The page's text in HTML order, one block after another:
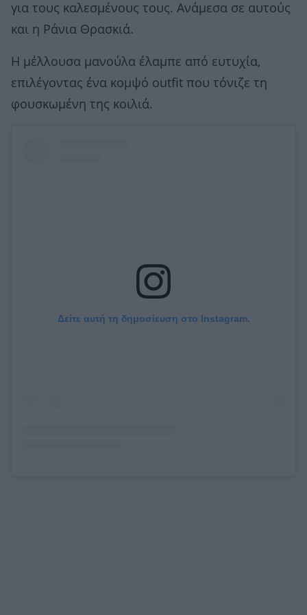
για τους καλεσμένους τους. Ανάμεσα σε αυτούς
και η Ράνια Θρασκιά.
Η μέλλουσα μανούλα έλαμπε από ευτυχία,
επιλέγοντας ένα κομψό outfit που τόνιζε τη
φουσκωμένη της κοιλιά.
Δείτε αυτή τη δημοσίευση στο Instagram.